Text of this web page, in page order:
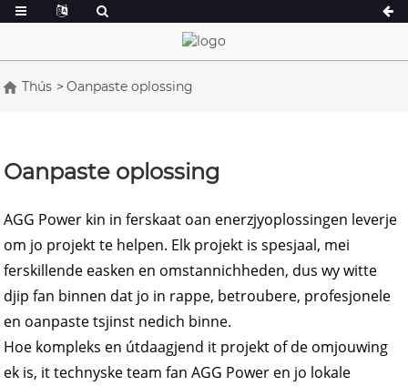
Thús Oanpaste oplossing
Oanpaste oplossing
AGG Power kin in ferskaat oan enerzjyoplossingen leverje
om jo projekt te helpen. Elk projekt is spesjaal, mei
ferskillende easken en omstannichheden, dus wy witte
djip fan binnen dat jo in rappe, betroubere, profesjonele
en oanpaste tsjinst nedich binne.
Hoe kompleks en útdaagjend it projekt of de omjouwing
ek is, it technyske team fan AGG Power en jo lokale
P-searje 10-220 kVA
DE-searje 22-250 kVA
K Sereis 7-49 kVA
V-searje 94-285 kVA
S-searje 275-
DE-searje 250-
V-searje 350-
D-searje 165-